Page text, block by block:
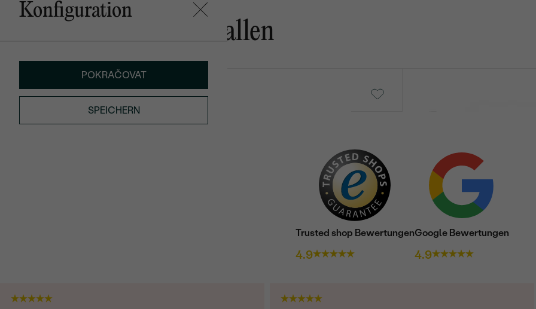
Konfiguration
POKRAČOVAT
SPEICHERN
Das könnte Ihnen gefallen
von € 599
Trusted shop Bewertungen
4.9
Google Bewertungen
4.9